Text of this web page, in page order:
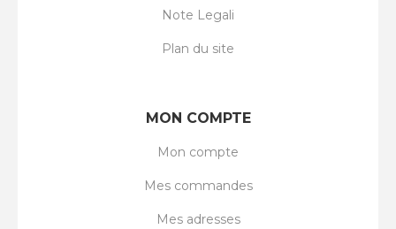
Note Legali
Plan du site
MON COMPTE
Mon compte
Mes commandes
Mes adresses